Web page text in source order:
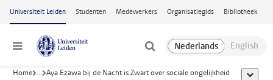
Ga naar hoofdinhoud
Universiteit Leiden Studenten Medewerkers Organisatiegids Bibliotheek
Menu
Home ... Aya Ezawa bij de Nacht is Zwart over sociale ongelijkheid toon